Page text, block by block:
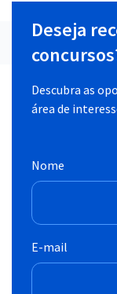
Deseja
Descubra as
área de
Nome
E-mail